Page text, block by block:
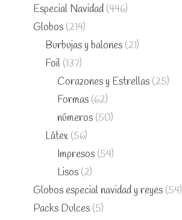
Especial Navidad (446)
Globos (214)
Burbujas y balones (21)
Foil (137)
Corazones y Estrellas (25)
Formas (62)
números (50)
Látex (56)
Impresos (54)
Lisos (2)
Globos especial navidad y reyes (54)
Packs Dulces (5)